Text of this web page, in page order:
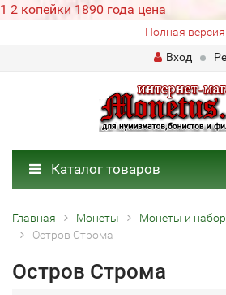
1 2 копейки 1890 года цена
Полная
Вход
Каталог товаров
Главная Монеты
Монеты и
Остров Строма
Остров Строма